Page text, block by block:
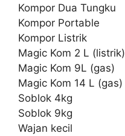
Kompor Dua Tungku
Kompor Portable
Kompor Listrik
Magic Kom 2 L (listrik)
Magic Kom 9L (gas)
Magic Kom 14 L (gas)
Soblok 4kg
Soblok 9kg
Wajan kecil